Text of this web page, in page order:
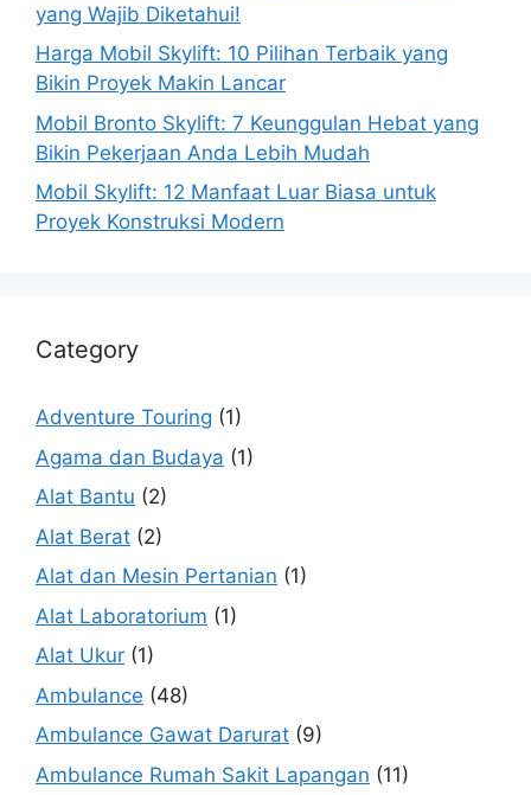
yang Wajib Diketahui!
Harga Mobil Skylift: 10 Pilihan Terbaik yang
Bikin Proyek Makin Lancar
Mobil Bronto Skylift: 7 Keunggulan Hebat yang
Bikin Pekerjaan Anda Lebih Mudah
Mobil Skylift: 12 Manfaat Luar Biasa untuk
Proyek Konstruksi Modern
Category
Adventure Touring (1)
Agama dan Budaya (1)
Alat Bantu (2)
Alat Berat (2)
Alat dan Mesin Pertanian (1)
Alat Laboratorium (1)
Alat Ukur (1)
Ambulance (48)
Ambulance Gawat Darurat (9)
Ambulance Rumah Sakit Lapangan (11)